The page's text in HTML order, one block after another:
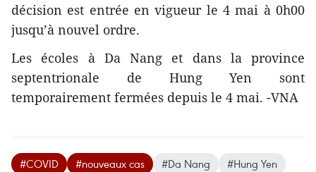
décision est entrée en vigueur le 4 mai à 0h00
jusqu’à nouvel ordre.
Les écoles à Da Nang et dans la province
septentrionale de Hung Yen sont
temporairement fermées depuis le 4 mai. -VNA
#COVID #nouveaux cas #Da Nang
#Hung Yen